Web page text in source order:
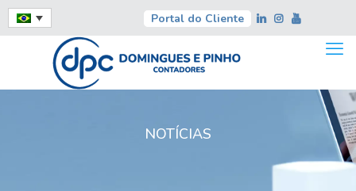
Portal do Cliente
NOTÍCIAS